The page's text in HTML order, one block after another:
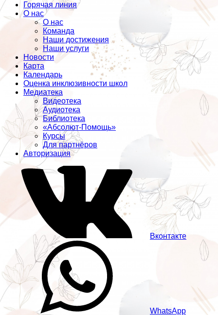
Горячая линия
О нас
О нас
Команда
Наши достижения
Наши услуги
Новости
Карта
Календарь
Оценка инклюзивности школ
Медиатека
Видеотека
Аудиотека
Библиотека
«Абсолют-Помощь»
Курсы
Для партнёров
Авторизация
Вконтакте
WhatsApp